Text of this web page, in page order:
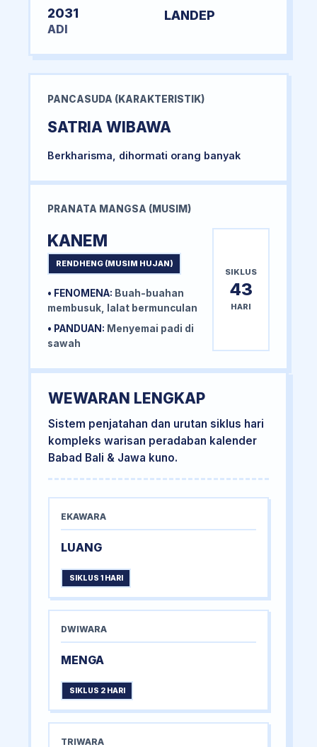
2031
ADI
LANDEP
PANCASUDA (KARAKTERISTIK)
SATRIA WIBAWA
Berkharisma, dihormati orang banyak
PRANATA MANGSA (MUSIM)
KANEM
RENDHENG (MUSIM HUJAN)
• FENOMENA: Buah-buahan
membusuk, lalat bermunculan
• PANDUAN: Menyemai padi di
sawah
SIKLUS
43
HARI
WEWARAN LENGKAP
Sistem penjatahan dan urutan siklus hari
kompleks warisan peradaban kalender
Babad Bali & Jawa kuno.
EKAWARA
LUANG
SIKLUS 1 HARI
DWIWARA
MENGA
SIKLUS 2 HARI
TRIWARA